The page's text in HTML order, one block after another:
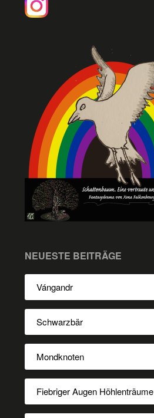
NEUESTE BEITRÄGE
Vángandr
Schwarzbär
Mondknoten
Fiebriger Augen Höhlenträume